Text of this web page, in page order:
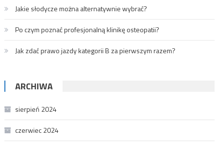
Jakie słodycze można alternatywnie wybrać?
Po czym poznać profesjonalną klinikę osteopatii?
Jak zdać prawo jazdy kategorii B za pierwszym razem?
ARCHIWA
sierpień 2024
czerwiec 2024